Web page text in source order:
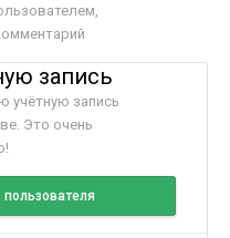
запись
учётную запись
Это очень
пользователя